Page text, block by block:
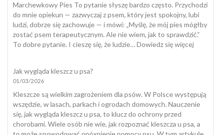
Marchewkowy Pies To pytanie słyszę bardzo często. Przychodzi
do mnie opiekun — zazwyczaj z psem, który jest spokojny, lubi
ludzi, dobrze się zachowuje — i mówi: „Myślę, że mój pies mógłby
zostać psem terapeutycznym. Ale nie wiem, jak to sprawdzić.”
To dobre pytanie. I cieszę się, że ludzie…Dowiedz się więcej:
pies
nadaje
do
Jak wygląda kleszcz u psa?
01/03/2026
Kleszcze są wielkim zagrożeniem dla psów. W Polsce występują
wszędzie, w lasach, parkach i ogrodach domowych. Nauczenie
się, jak wygląda kleszcz u psa, to klucz do ochrony przed
chorobami. Wiele osób nie wie, jak rozpoznać kleszcza u psa, a